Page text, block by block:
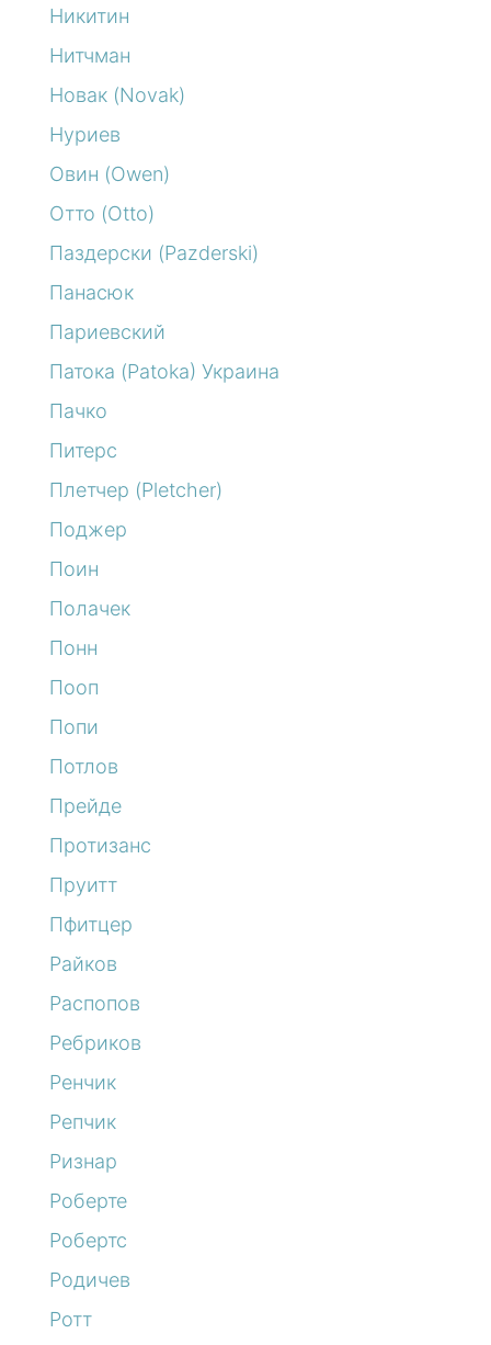
Никитин
Нитчман
Новак (Novak)
Нуриев
Овин (Owen)
Отто (Otto)
Паздерски (Pazderski)
Панасюк
Париевский
Патока (Patoka) Украина
Пачко
Питерс
Плетчер (Pletcher)
Поджер
Поин
Полачек
Понн
Пооп
Попи
Потлов
Прейде
Протизанс
Пруитт
Пфитцер
Райков
Распопов
Ребриков
Ренчик
Репчик
Ризнар
Роберте
Робертс
Родичев
Ротт